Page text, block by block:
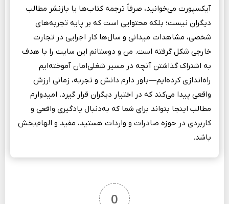
آیکسپورت می‌خوانید، صرفاً ترجمه‌ کتاب‌ها یا بازنشر مطالب
دیگران نیست؛ بلکه محتوایی است که بر پایه تجربه‌های
شخصی، مشاهدات میدانی و سال‌ها کار اجرایی در تجارت
خارجی شکل گرفته است. من و دوستانم این سایت را با هدف
به اشتراک گذاشتن آنچه در مسیر شغلی‌امان آموخته‌ایم
راه‌اندازی کرده‌ایم—باور دارم دانش و تجربه، زمانی ارزش
واقعی پیدا می‌کند که در اختیار دیگران قرار گیرد. امیدوارم
مطالب اینجا بتواند برای شما که به‌دنبال یادگیری واقعی و
کاربردی در حوزه صادرات و واردات هستید، مفید و الهام‌بخش
باشد.
0